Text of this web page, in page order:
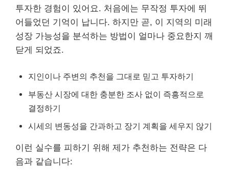
투자한 경험이 있어요. 처음에는 무작정 투자에 뛰
어들었던 기억이 납니다. 하지만 곧, 이 지역의 미래
성장 가능성을 분석하는 방법이 얼마나 중요한지 깨
닫게 되었죠.
지인이나 주변의 추천을 그대로 믿고 투자하기
부동산 시장에 대한 충분한 조사 없이 즉흥적으로
결정하기
시세의 변동성을 간과하고 장기 계획을 세우지 않기
이런 실수를 피하기 위해 제가 추천하는 전략은 다
음과 같습니다: